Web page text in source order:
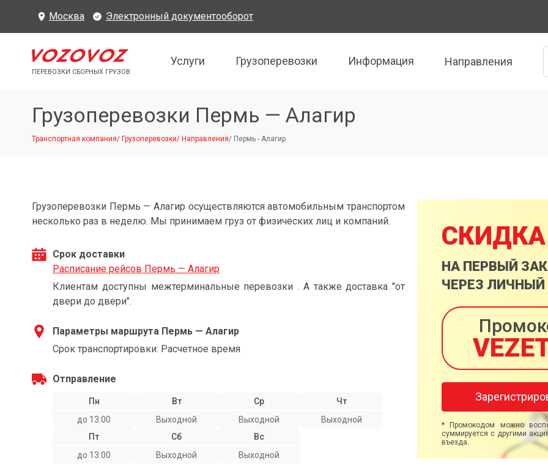
Москва Электронный документооборот
ПЕРЕВОЗКИ СБОРНЫХ ГРУЗОВ
Услуги Грузоперевозки Информация Направления
Грузоперевозки Пермь — Алагир
Транспортная компания/ Грузоперевозки/ Направления/ Пермь - Алагир
Грузоперевозки Пермь — Алагир осуществляются автомобильным транспортом
несколько раз в неделю. Мы принимаем груз от физических лиц и компаний.
Срок доставки
Расписание рейсов Пермь — Алагир
Клиентам доступны межтерминальные перевозки . А также доставка "от
двери до двери".
Параметры маршрута Пермь — Алагир
Срок транспортировки: Расчетное время
Отправление
Пн
до 13:00
Вт
Выходной
Ср
Выходной
Чт
Выходной
Пт
до 13:00
Сб
Выходной
Вс
Выходной
СКИДКА
НА ПЕРВЫЙ
ЧЕРЕЗ ЛИЧНЫЙ
* Промокодом можно
суммируется с другими
въезда.